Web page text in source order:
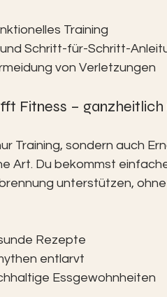
Training
Schritt-für-Schritt-
von Verletzungen
Fitness –
Training, sondern auch
Art. Du bekommst
unterstützen,
Rezepte
entlarvt
Essgewohnheiten